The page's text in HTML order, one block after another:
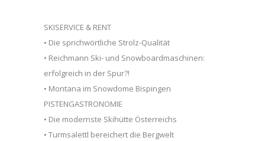
SKISERVICE & RENT
• Die sprichwörtliche Strolz-Qualität
• Reichmann Ski- und Snowboardmaschinen:
erfolgreich in der Spur?!
• Montana im Snowdome Bispingen
PISTENGASTRONOMIE
• Die modernste Skihütte Österreichs
• Turmsalettl bereichert die Bergwelt